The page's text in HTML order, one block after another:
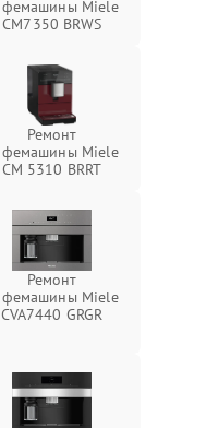
Miele
CM7350 BRWS
Ремонт
Miele
CM 5310 BRRT
Ремонт
Miele
CVA7440 GRGR